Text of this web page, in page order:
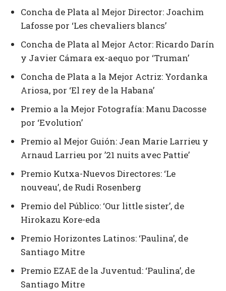
Concha de Plata al Mejor Director: Joachim
Lafosse por ‘Les chevaliers blancs’
Concha de Plata al Mejor Actor: Ricardo Darín
y Javier Cámara ex-aequo por ‘Truman’
Concha de Plata a la Mejor Actriz: Yordanka
Ariosa, por ‘El rey de la Habana’
Premio a la Mejor Fotografía: Manu Dacosse
por ‘Evolution’
Premio al Mejor Guión: Jean Marie Larrieu y
Arnaud Larrieu por ’21 nuits avec Pattie’
Premio Kutxa-Nuevos Directores: ‘Le
nouveau’, de Rudi Rosenberg
Premio del Público: ‘Our little sister’, de
Hirokazu Kore-eda
Premio Horizontes Latinos: ‘Paulina’, de
Santiago Mitre
Premio EZAE de la Juventud: ‘Paulina’, de
Santiago Mitre